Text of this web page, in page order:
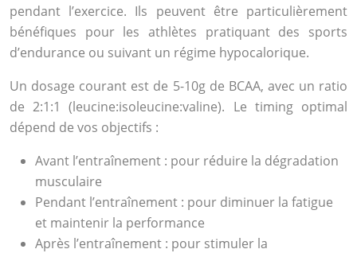
pendant l’exercice. Ils peuvent être particulièrement
bénéfiques pour les athlètes pratiquant des sports
d’endurance ou suivant un régime hypocalorique.
Un dosage courant est de 5-10g de BCAA, avec un ratio
de 2:1:1 (leucine:isoleucine:valine). Le timing optimal
dépend de vos objectifs :
Avant l’entraînement : pour réduire la dégradation
musculaire
Pendant l’entraînement : pour diminuer la fatigue
et maintenir la performance
Après l’entraînement : pour stimuler la